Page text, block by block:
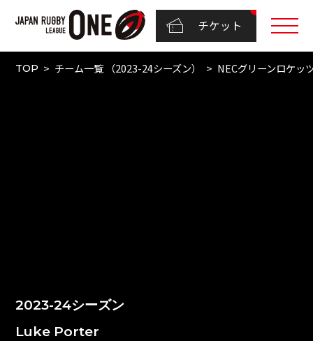
チケット
TOP チーム一覧 （2023-24シーズン） NECグリーンロケッ
2023-24シーズン
Luke Porter